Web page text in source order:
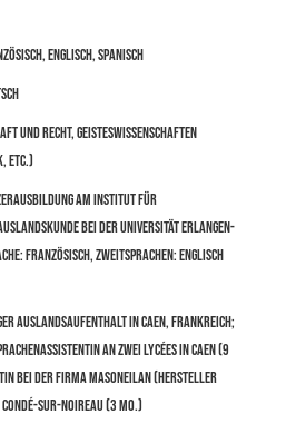
Englisch, Spanisch
und Recht, Geisteswissenschaften
etc.)
am Institut für
bei der Universität Erlangen-
Französisch, Zweitsprachen: Englisch
Auslandsaufenthalt in Caen, Frankreich;
an zwei Lycées in Caen (9
bei der Firma Masoneilan (Hersteller
sur-Noireau (3 Mo.)